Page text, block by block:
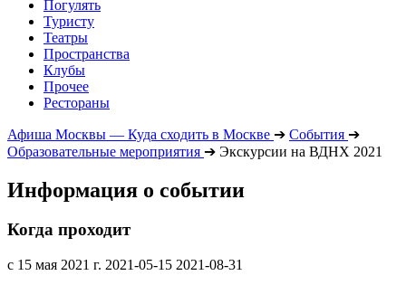
Погулять
Туристу
Театры
Пространства
Клубы
Прочее
Рестораны
Афиша Москвы — Куда сходить в Москве ➔ События ➔
Образовательные мероприятия ➔ Экскурсии на ВДНХ 2021
Информация о событии
Когда проходит
с 15 мая 2021 г. 2021-05-15 2021-08-31